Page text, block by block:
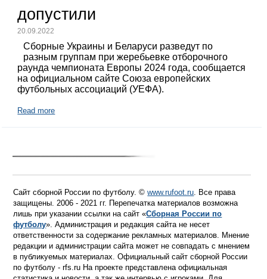
допустили
20.09.2022
Сборные Украины и Беларуси разведут по
разным группам при жеребьевке отборочного
раунда чемпионата Европы 2024 года, сообщается
на официальном сайте Союза европейских
футбольных ассоциаций (УЕФА).
Read more
Сайт сборной России по футболу. ©www.rufoot.ru. Все права
защищены. 2006 - 2021 гг. Перепечатка материалов возможна
лишь при указании ссылки на сайт «Сборная России по
футболу». Администрация и редакция сайта не несет
ответственности за содержание рекламных материалов. Мнение
редакции и администрации сайта может не совпадать с мнением
в публикуемых материалах. Официальный сайт сборной России
по футболу - rfs.ru На проекте представлена официальная